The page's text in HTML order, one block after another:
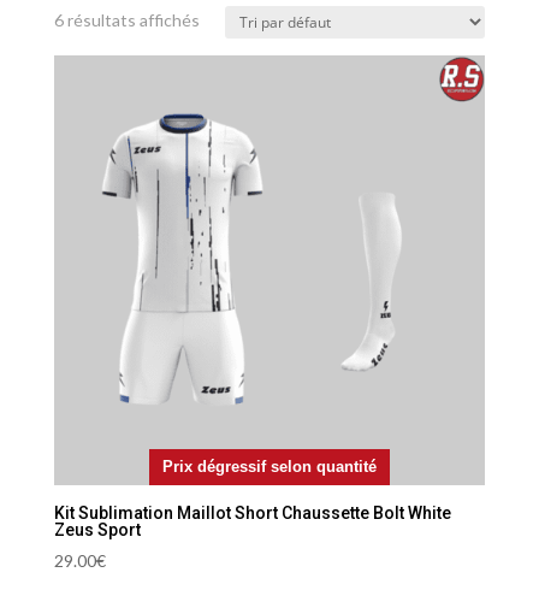
6 résultats affichés
Prix dégressif selon quantité
Kit Sublimation Maillot Short Chaussette Bolt White
Zeus Sport
29.00€